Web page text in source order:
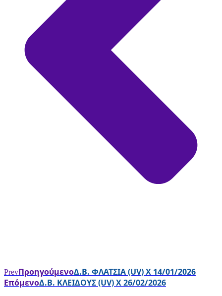
PrevΠροηγούμενοΔ.Β. ΦΛΑΤΣΙΑ (UV) X 14/01/2026
ΕπόμενοΔ.Β. ΚΛΕΙΔΟΥΣ (UV) X 26/02/2026